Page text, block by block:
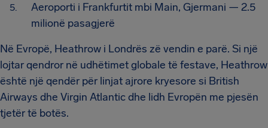
Aeroporti i Frankfurtit mbi Main, Gjermani — 2.5
milionë pasagjerë
Në Evropë, Heathrow i Londrës zë vendin e parë. Si një
lojtar qendror në udhëtimet globale të festave, Heathrow
është një qendër për linjat ajrore kryesore si British
Airways dhe Virgin Atlantic dhe lidh Evropën me pjesën
tjetër të botës.